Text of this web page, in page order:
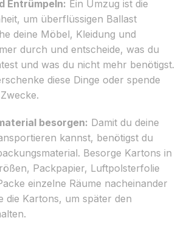
Entrümpeln: Ein Umzug ist die
um überflüssigen Ballast
deine Möbel, Kleidung und
durch und entscheide, was du
und was du nicht mehr benötigst.
diese Dinge oder spende
besorgen: Damit du deine
kannst, benötigst du
Besorge Kartons in
Packpapier, Luftpolsterfolie
einzelne Räume nacheinander
die Kartons, um später den